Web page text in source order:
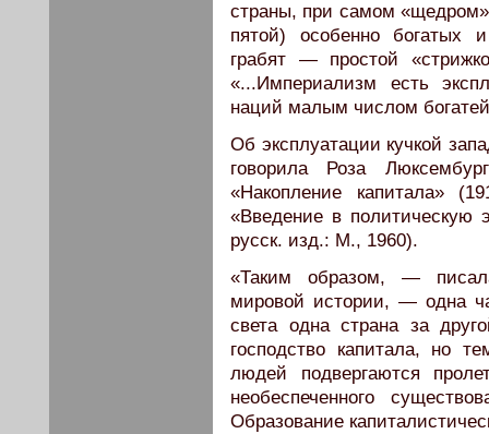
страны, при самом
пятой) особенно богатых
грабят — простой
«...Империализм есть
наций малым числом
Об эксплуатации кучкой
говорила Роза
«Накопление капитала»
«Введение в
русск. изд.: М., 1960).
«Таким образом, —
мировой истории, — одна
света одна страна за
господство капитала, но
людей подвергаются
необеспеченного
Образование